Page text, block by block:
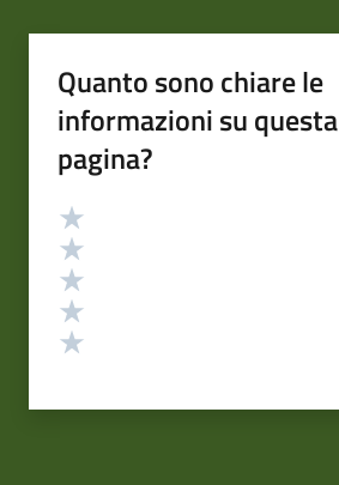
Quanto sono chiare le
informazioni su questa
pagina?
Valutazione